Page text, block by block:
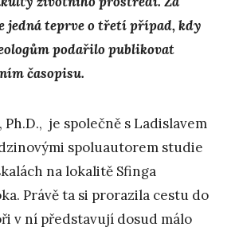
jedná teprve o třetí případ, kdy
podařilo publikovat
časopisu.
Ph.D., je společně s Ladislavem
spoluautorem studie
na lokalitě Sfinga
Právě ta si prorazila cestu do
v ní představují dosud málo